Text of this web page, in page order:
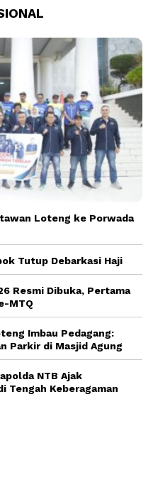
Loteng ke Porwada
Tutup Debarkasi Haji
Resmi Dibuka, Pertama
MTQ
Imbau Pedagang:
Parkir di Masjid Agung
NTB Ajak
Tengah Keberagaman